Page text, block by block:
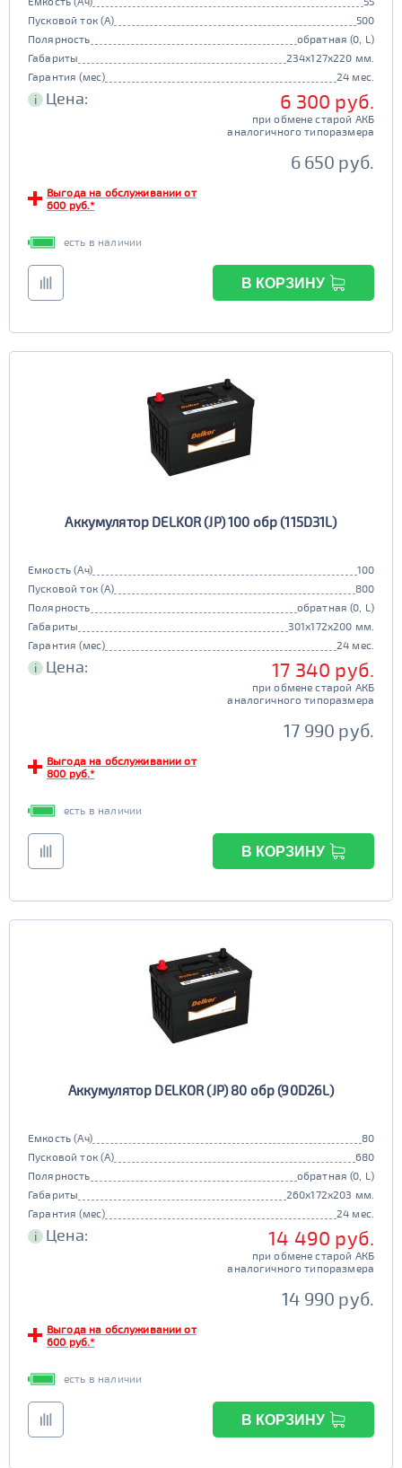
Пусковой ток (А)
500
Полярность
обратная (0, L)
Габариты
234x127x220 мм.
Гарантия (мес)
24 мес.
i Цена: 6 300 руб.
при обмене старой АКБ
аналогичного типоразмера
6 650 руб.
Выгода на обслуживании от
600 руб.*
есть в наличии
В КОРЗИНУ
Аккумулятор DELKOR (JP) 100 обр (115D31L)
Емкость (Ач)
100
Пусковой ток (А)
800
Полярность
обратная (0, L)
Габариты
301x172x200 мм.
Гарантия (мес)
24 мес.
i Цена: 17 340 руб.
при обмене старой АКБ
аналогичного типоразмера
17 990 руб.
Выгода на обслуживании от
800 руб.*
есть в наличии
В КОРЗИНУ
Аккумулятор DELKOR (JP) 80 обр (90D26L)
Емкость (Ач)
80
Пусковой ток (А)
680
Полярность
обратная (0, L)
Габариты
260x172x203 мм.
Гарантия (мес)
24 мес.
i Цена: 14 490 руб.
при обмене старой АКБ
аналогичного типоразмера
14 990 руб.
Выгода на обслуживании от
600 руб.*
есть в наличии
В КОРЗИНУ